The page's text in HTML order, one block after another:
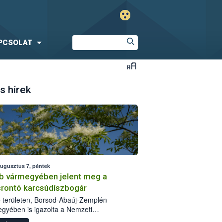
hírek
7, péntek
vármegyében jelent meg a
karcsúdíszbogár
területen, Borsod-Abaúj-Zemplén
is igazolta a Nemzeti
biztonsági Hivatal (Nébih) a